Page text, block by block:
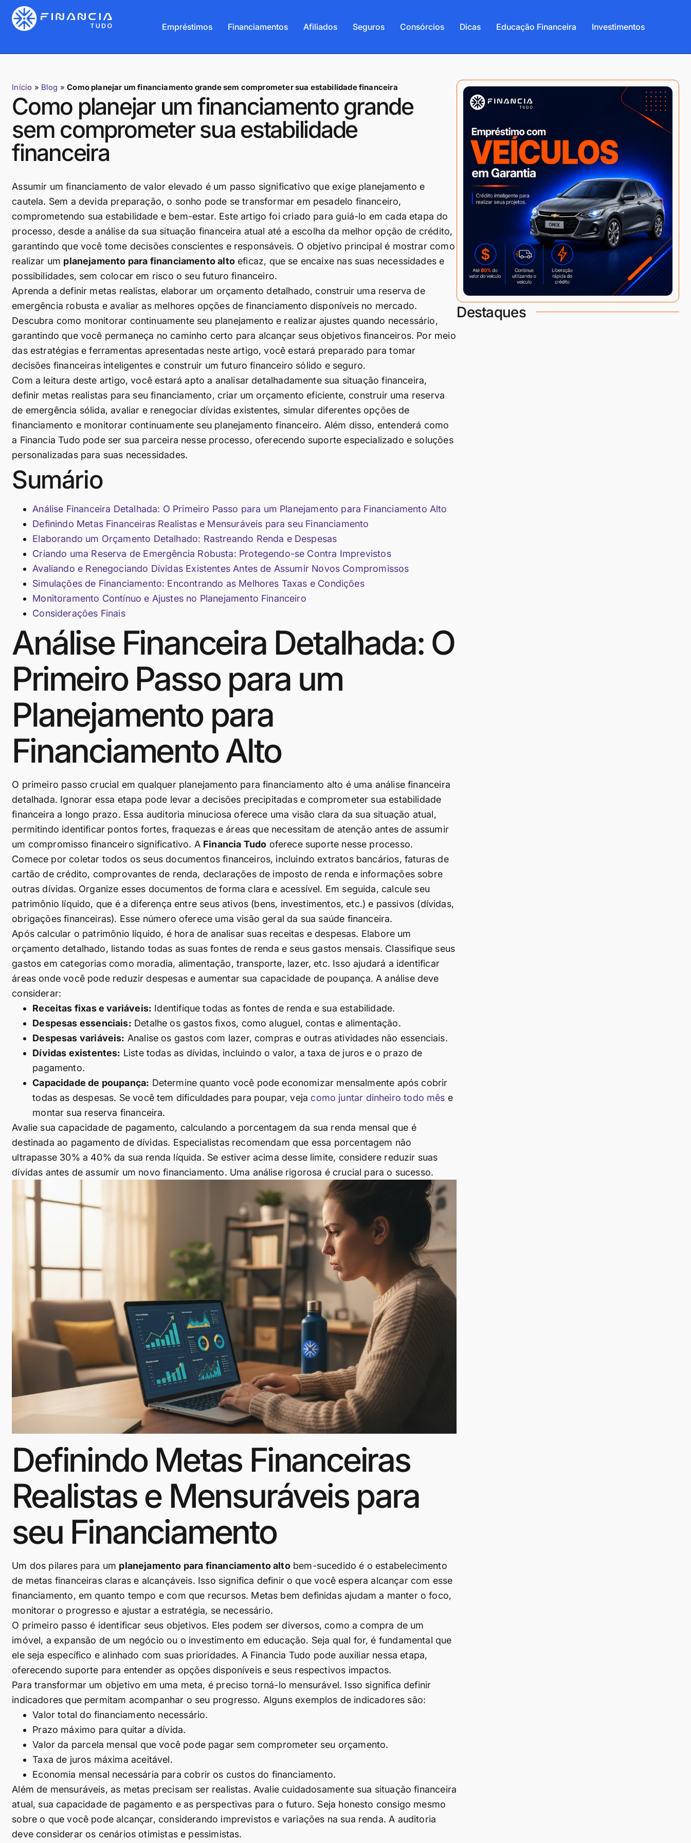
Empréstimos Financiamentos Afiliados Seguros Consórcios Dicas Educação Financeira Investimentos
Início » Blog »Como planejar um financiamento grande sem comprometer sua estabilidade financeira
Como planejar um financiamento grande
sem comprometer sua estabilidade
financeira
Assumir um financiamento de valor elevado é um passo significativo que exige planejamento e
cautela. Sem a devida preparação, o sonho pode se transformar em pesadelo financeiro,
comprometendo sua estabilidade e bem-estar. Este artigo foi criado para guiá-lo em cada etapa do
processo, desde a análise da sua situação financeira atual até a escolha da melhor opção de crédito,
garantindo que você tome decisões conscientes e responsáveis. O objetivo principal é mostrar como
realizar um planejamento para financiamento altoeficaz, que se encaixe nas suas necessidades e
possibilidades, sem colocar em risco o seu futuro financeiro.
Aprenda a definir metas realistas, elaborar um orçamento detalhado, construir uma reserva de
emergência robusta e avaliar as melhores opções de financiamento disponíveis no mercado.
Descubra como monitorar continuamente seu planejamento e realizar ajustes quando necessário,
garantindo que você permaneça no caminho certo para alcançar seus objetivos financeiros. Por meio
das estratégias e ferramentas apresentadas neste artigo, você estará preparado para tomar
decisões financeiras inteligentes e construir um futuro financeiro sólido e seguro.
Com a leitura deste artigo, você estará apto a analisar detalhadamente sua situação financeira,
definir metas realistas para seu financiamento, criar um orçamento eficiente, construir uma reserva
de emergência sólida, avaliar e renegociar dívidas existentes, simular diferentes opções de
financiamento e monitorar continuamente seu planejamento financeiro. Além disso, entenderá como
a Financia Tudo pode ser sua parceira nesse processo, oferecendo suporte especializado e soluções
personalizadas para suas necessidades.
Sumário
Análise Financeira Detalhada: O Primeiro Passo para um Planejamento para Financiamento Alto
Definindo Metas Financeiras Realistas e Mensuráveis para seu Financiamento
Elaborando um Orçamento Detalhado: Rastreando Renda e Despesas
Criando uma Reserva de Emergência Robusta: Protegendo-se Contra Imprevistos
Avaliando e Renegociando Dívidas Existentes Antes de Assumir Novos Compromissos
Simulações de Financiamento: Encontrando as Melhores Taxas e Condições
Monitoramento Contínuo e Ajustes no Planejamento Financeiro
Considerações Finais
Análise Financeira Detalhada: O
Primeiro Passo para um
Planejamento para
Financiamento Alto
O primeiro passo crucial em qualquer planejamento para financiamento alto é uma análise financeira
detalhada. Ignorar essa etapa pode levar a decisões precipitadas e comprometer sua estabilidade
financeira a longo prazo. Essa auditoria minuciosa oferece uma visão clara da sua situação atual,
permitindo identificar pontos fortes, fraquezas e áreas que necessitam de atenção antes de assumir
um compromisso financeiro significativo. A Financia Tudo oferece suporte nesse processo.
Comece por coletar todos os seus documentos financeiros, incluindo extratos bancários, faturas de
cartão de crédito, comprovantes de renda, declarações de imposto de renda e informações sobre
outras dívidas. Organize esses documentos de forma clara e acessível. Em seguida, calcule seu
patrimônio líquido, que é a diferença entre seus ativos (bens, investimentos, etc.) e passivos (dívidas,
obrigações financeiras). Esse número oferece uma visão geral da sua saúde financeira.
Após calcular o patrimônio líquido, é hora de analisar suas receitas e despesas. Elabore um
orçamento detalhado, listando todas as suas fontes de renda e seus gastos mensais. Classifique seus
gastos em categorias como moradia, alimentação, transporte, lazer, etc. Isso ajudará a identificar
áreas onde você pode reduzir despesas e aumentar sua capacidade de poupança. A análise deve
considerar:
Receitas fixas e variáveis: Identifique todas as fontes de renda e sua estabilidade.
Despesas essenciais: Detalhe os gastos fixos, como aluguel, contas e alimentação.
Despesas variáveis: Analise os gastos com lazer, compras e outras atividades não essenciais.
Dívidas existentes: Liste todas as dívidas, incluindo o valor, a taxa de juros e o prazo de
pagamento.
Capacidade de poupança: Determine quanto você pode economizar mensalmente após cobrir
todas as despesas. Se você tem dificuldades para poupar, veja como juntar dinheiro todo mês e
montar sua reserva financeira.
Avalie sua capacidade de pagamento, calculando a porcentagem da sua renda mensal que é
destinada ao pagamento de dívidas. Especialistas recomendam que essa porcentagem não
ultrapasse 30% a 40% da sua renda líquida. Se estiver acima desse limite, considere reduzir suas
dívidas antes de assumir um novo financiamento. Uma análise rigorosa é crucial para o sucesso.
Definindo Metas Financeiras
Realistas e Mensuráveis para
seu Financiamento
Um dos pilares para um planejamento para financiamento altobem-sucedido é o estabelecimento
de metas financeiras claras e alcançáveis. Isso significa definir o que você espera alcançar com esse
financiamento, em quanto tempo e com que recursos. Metas bem definidas ajudam a manter o foco,
monitorar o progresso e ajustar a estratégia, se necessário.
O primeiro passo é identificar seus objetivos. Eles podem ser diversos, como a compra de um
imóvel, a expansão de um negócio ou o investimento em educação. Seja qual for, é fundamental que
ele seja específico e alinhado com suas prioridades. A Financia Tudo pode auxiliar nessa etapa,
oferecendo suporte para entender as opções disponíveis e seus respectivos impactos.
Para transformar um objetivo em uma meta, é preciso torná-lo mensurável. Isso significa definir
indicadores que permitam acompanhar o seu progresso. Alguns exemplos de indicadores são:
Valor total do financiamento necessário.
Prazo máximo para quitar a dívida.
Valor da parcela mensal que você pode pagar sem comprometer seu orçamento.
Taxa de juros máxima aceitável.
Economia mensal necessária para cobrir os custos do financiamento.
Além de mensuráveis, as metas precisam ser realistas. Avalie cuidadosamente sua situação financeira
atual, sua capacidade de pagamento e as perspectivas para o futuro. Seja honesto consigo mesmo
sobre o que você pode alcançar, considerando imprevistos e variações na sua renda. A auditoria
deve considerar os cenários otimistas e pessimistas.
Destaques